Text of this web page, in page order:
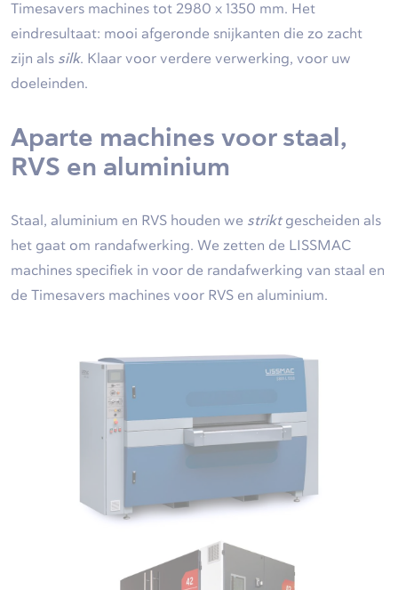
Timesavers machines tot 2980 x 1350 mm. Het
eindresultaat: mooi afgeronde snijkanten die zo zacht
zijn als silk. Klaar voor verdere verwerking, voor uw
doeleinden.
Aparte machines voor staal,
RVS en aluminium
Staal, aluminium en RVS houden we striktgescheiden als
het gaat om randafwerking. We zetten de LISSMAC
machines specifiek in voor de randafwerking van staal en
de Timesavers machines voor RVS en aluminium.